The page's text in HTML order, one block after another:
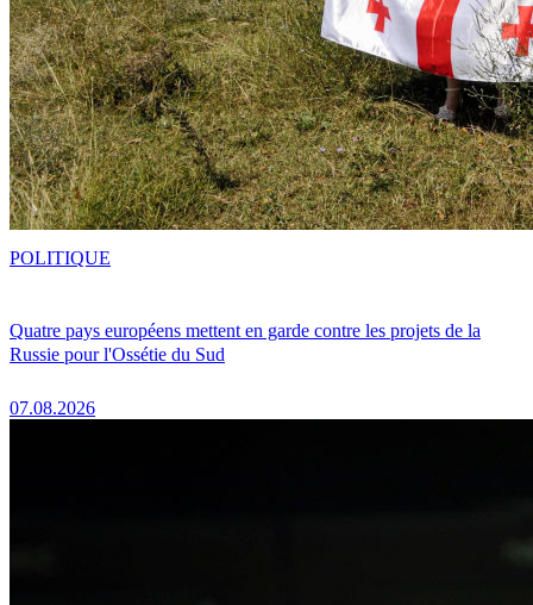
Quatre pays européens mettent en garde contre les projets de la
Russie pour l'Ossétie du Sud
07.08.2026
POLITIQUE